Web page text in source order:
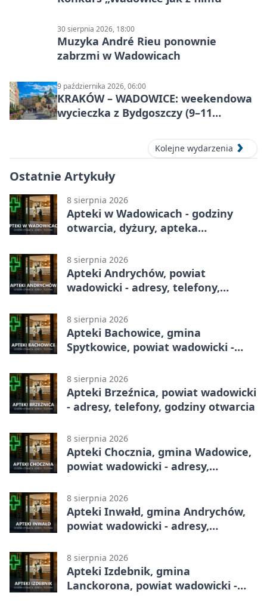
30 sierpnia 2026, 18:00
Muzyka André Rieu ponownie
zabrzmi w Wadowicach
9 października 2026, 06:00
KRAKÓW – WADOWICE: weekendowa
wycieczka z Bydgoszczy (9–11
Kolejne wydarzenia
Ostatnie Artykuły
8 sierpnia 2026
Apteki w Wadowicach - godziny
otwarcia, dyżury, apteka
8 sierpnia 2026
Apteki Andrychów, powiat
wadowicki - adresy, telefony,
8 sierpnia 2026
Apteki Bachowice, gmina
Spytkowice, powiat wadowicki -
8 sierpnia 2026
Apteki Brzeźnica, powiat wadowicki
- adresy, telefony, godziny otwarcia
8 sierpnia 2026
Apteki Chocznia, gmina Wadowice,
powiat wadowicki - adresy,
8 sierpnia 2026
Apteki Inwałd, gmina Andrychów,
powiat wadowicki - adresy,
8 sierpnia 2026
Apteki Izdebnik, gmina
Lanckorona, powiat wadowicki -